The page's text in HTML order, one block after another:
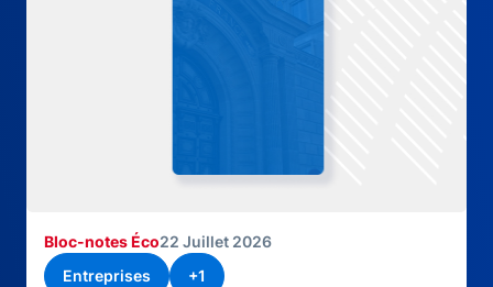
Bloc-notes Éco22 Juillet 2026
Entreprises
+1